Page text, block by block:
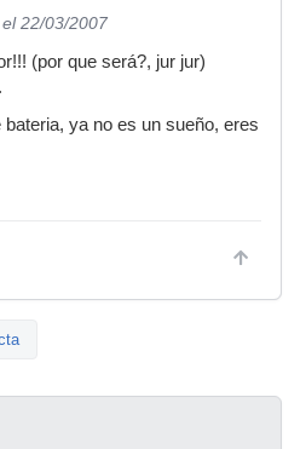
el 22/03/2007
(por que será?, jur jur)
ya no es un sueño, eres